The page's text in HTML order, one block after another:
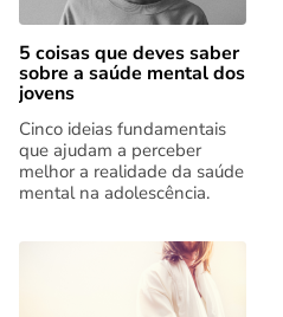
5 coisas que deves saber
sobre a saúde mental dos
jovens
Cinco ideias fundamentais
que ajudam a perceber
melhor a realidade da saúde
mental na adolescência.